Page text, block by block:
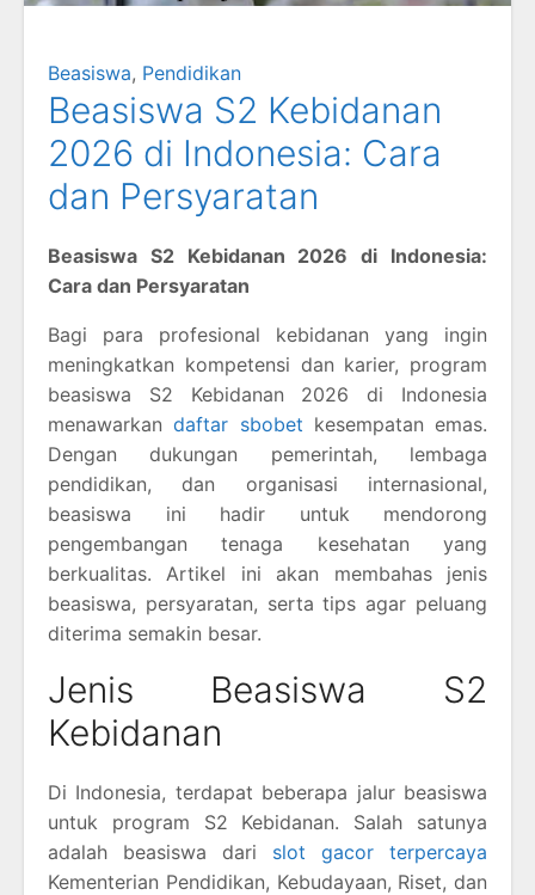
Beasiswa, Pendidikan
Beasiswa S2 Kebidanan
2026 di Indonesia: Cara
dan Persyaratan
Beasiswa S2 Kebidanan 2026 di Indonesia:
Cara dan Persyaratan
Bagi para profesional kebidanan yang ingin
meningkatkan kompetensi dan karier, program
beasiswa S2 Kebidanan 2026 di Indonesia
menawarkandaftar sbobet kesempatan emas.
Dengan dukungan pemerintah, lembaga
pendidikan, dan organisasi internasional,
beasiswa ini hadir untuk mendorong
pengembangan tenaga kesehatan yang
berkualitas. Artikel ini akan membahas jenis
beasiswa, persyaratan, serta tips agar peluang
diterima semakin besar.
Jenis Beasiswa S2
Kebidanan
Di Indonesia, terdapat beberapa jalur beasiswa
untuk program S2 Kebidanan. Salah satunya
adalah beasiswa dari slot gacor terpercaya
Kementerian Pendidikan, Kebudayaan, Riset, dan